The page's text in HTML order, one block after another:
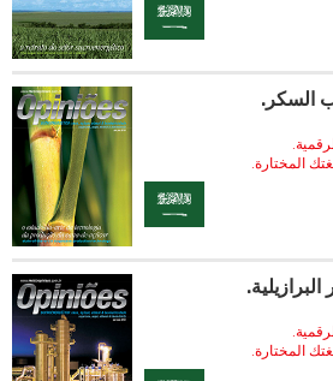
السكر.
المختارة.
المختارة.